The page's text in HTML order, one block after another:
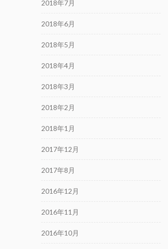
2018年7月
2018年6月
2018年5月
2018年4月
2018年3月
2018年2月
2018年1月
2017年12月
2017年8月
2016年12月
2016年11月
2016年10月